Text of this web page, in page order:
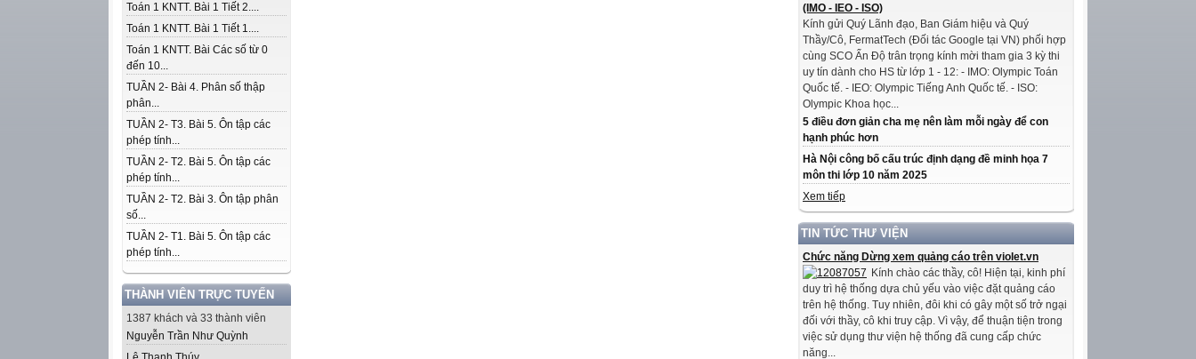
Toán 1 KNTT. Bài 1 Tiết 2....
Toán 1 KNTT. Bài 1 Tiết 1....
Toán 1 KNTT. Bài Các số từ 0
đến 10...
TUẦN 2- Bài 4. Phân số thập
phân...
TUẦN 2- T3. Bài 5. Ôn tập các
phép tính...
TUẦN 2- T2. Bài 5. Ôn tập các
phép tính...
TUẦN 2- T2. Bài 3. Ôn tập phân
số...
TUẦN 2- T1. Bài 5. Ôn tập các
phép tính...
THÀNH VIÊN TRỰC TUYẾN
1387 khách và 33 thành viên
Nguyễn Trần Như Quỳnh
(IMO - IEO - ISO)
Kính gửi Quý Lãnh đạo, Ban Giám hiệu và Quý
Thầy/Cô, FermatTech (Đối tác Google tại VN) phối hợp
cùng SCO Ấn Độ trân trọng kính mời tham gia 3 kỳ thi
uy tín dành cho HS từ lớp 1 - 12: - IMO: Olympic Toán
Quốc tế. - IEO: Olympic Tiếng Anh Quốc tế. - ISO:
Olympic Khoa học...
5 điều đơn giản cha mẹ nên làm mỗi ngày để con
hạnh phúc hơn
Hà Nội công bố cấu trúc định dạng đề minh họa 7
môn thi lớp 10 năm 2025
Xem tiếp
TIN TỨC THƯ VIỆN
Chức năng Dừng xem quảng cáo trên violet.vn
Kính chào các thầy, cô! Hiện tại, kinh phí
duy trì hệ thống dựa chủ yếu vào việc đặt quảng cáo
trên hệ thống. Tuy nhiên, đôi khi có gây một số trở ngại
đối với thầy, cô khi truy cập. Vì vậy, để thuận tiện trong
việc sử dụng thư viện hệ thống đã cung cấp chức
năng...